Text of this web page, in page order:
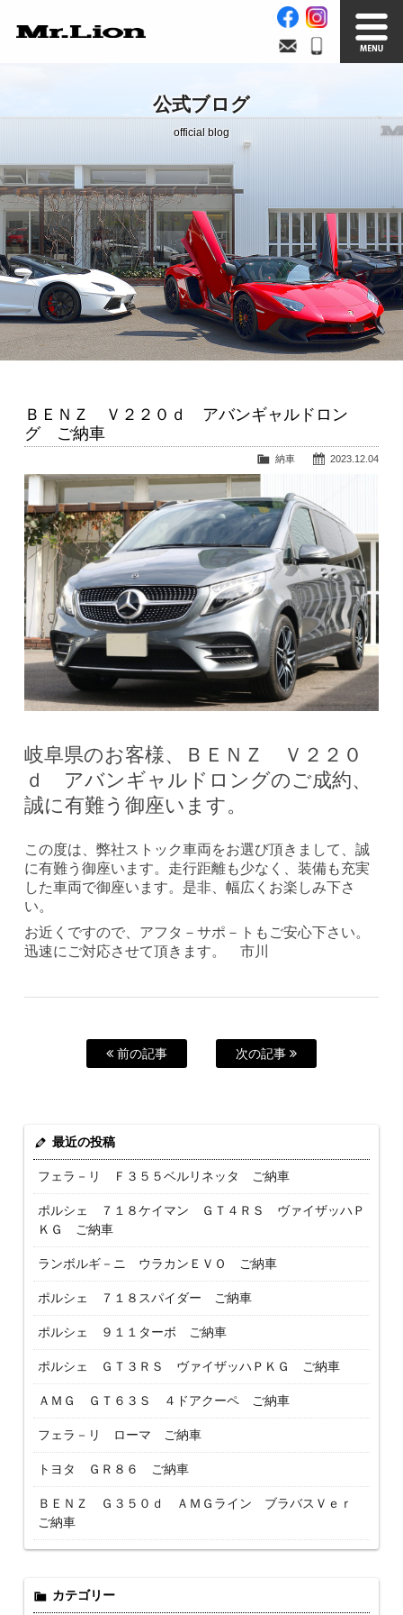
在庫車情報 買取無料査定
Factory
自社工場 サービス案内
Official Blog
公式ブログ
Company info.
会社案内
公式ブログ
official blog
ＢＥＮＺ Ｖ２２０ｄ アバンギャルドロン
グ ご納車
2023.12.04
納車
岐阜県のお客様、ＢＥＮＺ Ｖ２２０
ｄ アバンギャルドロングのご成約、
誠に有難う御座います。
この度は、弊社ストック車両をお選び頂きまして、誠
に有難う御座います。走行距離も少なく、装備も充実
した車両で御座います。是非、幅広くお楽しみ下さ
い。
お近くですので、アフタ－サポ－トもご安心下さい。
迅速にご対応させて頂きます。 市川
前の記事 次の記事
最近の投稿
フェラ－リ Ｆ３５５ベルリネッタ ご納車
ポルシェ ７１８ケイマン ＧＴ４ＲＳ ヴァイザッハＰ
ＫＧ ご納車
ランボルギ－ニ ウラカンＥＶＯ ご納車
ポルシェ ７１８スパイダー ご納車
ポルシェ ９１１ターボ ご納車
ポルシェ ＧＴ３ＲＳ ヴァイザッハＰＫＧ ご納車
ＡＭＧ ＧＴ６３Ｓ ４ドアクーペ ご納車
フェラ－リ ローマ ご納車
トヨタ ＧＲ８６ ご納車
ＢＥＮＺ Ｇ３５０ｄ ＡＭＧライン ブラバスＶｅｒ
ご納車
カテゴリー